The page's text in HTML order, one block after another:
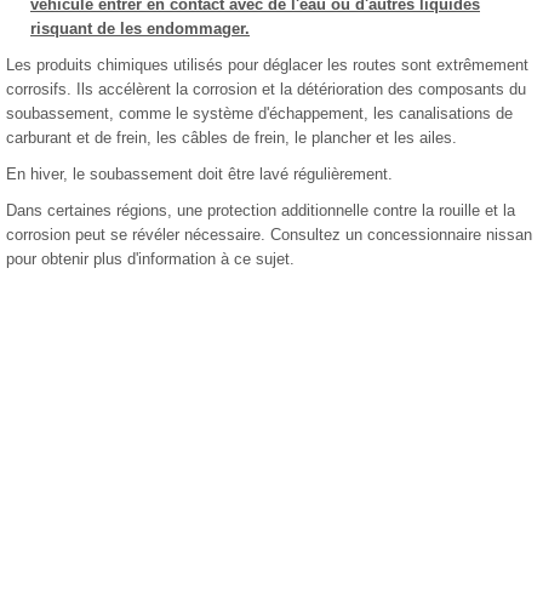
véhicule entrer en contact avec de l'eau ou d'autres liquides
risquant de les endommager.
Les produits chimiques utilisés pour déglacer les routes sont extrêmement
corrosifs. Ils accélèrent la corrosion et la détérioration des composants du
soubassement, comme le système d'échappement, les canalisations de
carburant et de frein, les câbles de frein, le plancher et les ailes.
En hiver, le soubassement doit être lavé régulièrement.
Dans certaines régions, une protection additionnelle contre la rouille et la
corrosion peut se révéler nécessaire. Consultez un concessionnaire nissan
pour obtenir plus d'information à ce sujet.